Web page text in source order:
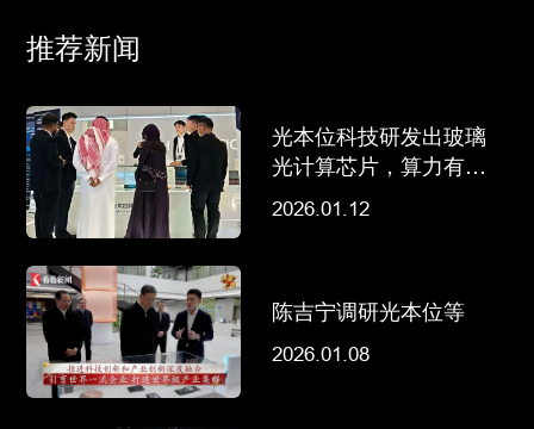
推荐新闻
光本位科技研发出玻璃
光计算芯片，算力有望
超传统AI推理芯片千倍
2026.01.12
陈吉宁调研光本位等
2026.01.08